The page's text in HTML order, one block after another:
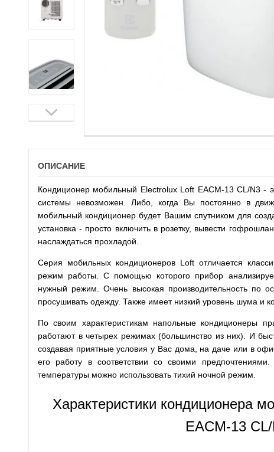
ОПИСАНИЕ
Кондиционер мобильный Electrolux Loft EACM-13 CL/N3 -
системы невозможен. Либо, когда Вы постоянно в
мобильный кондиционер будет Вашим спутником для
установка - просто включить в розетку, вывести
наслаждаться прохладой.
Серия мобильных кондиционеров Loft отличается
режим работы. С помощью которого прибор
нужный режим. Очень высокая производительность
просушивать одежду. Также имеет низкий уровень шума и
По своим характеристикам напольные кондиционеры
работают в четырех режимах (большинство из них). И
создавая приятные условия у Вас дома, на даче или в
его работу в соответствии со своими
температуры можно использовать тихий ночной режим.
Характеристики кондиционера
EACM-13